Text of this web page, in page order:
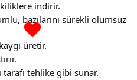
indirir.
bazılarını sürekli olumsuz
üretir.
tarafı tehlike gibi sunar.